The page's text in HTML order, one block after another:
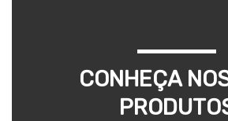
CONHEÇA